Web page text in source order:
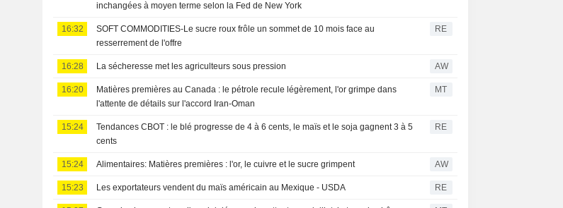
inchangées à moyen terme selon la Fed de New York
16:32
SOFT COMMODITIES-Le sucre roux frôle un sommet de 10 mois face au
resserrement de l'offre
RE
16:28 La sécheresse met les agriculteurs sous pression AW
16:20
Matières premières au Canada : le pétrole recule légèrement, l'or grimpe dans
l'attente de détails sur l'accord Iran-Oman
MT
15:24
Tendances CBOT : le blé progresse de 4 à 6 cents, le maïs et le soja gagnent 3 à 5
cents
RE
15:24 Alimentaires: Matières premières : l'or, le cuivre et le sucre grimpent AW
15:23 Les exportateurs vendent du maïs américain au Mexique - USDA RE